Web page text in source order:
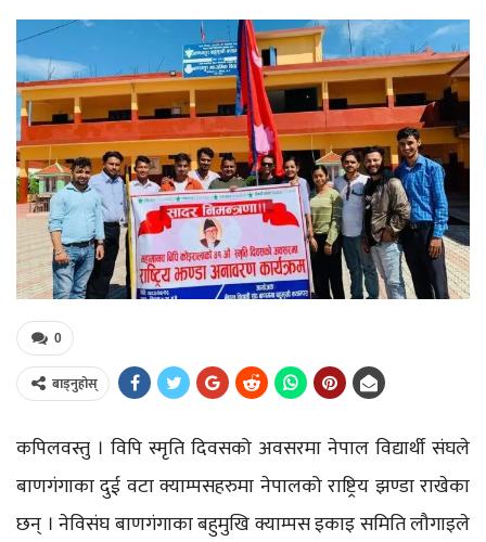
0
बाड्नुहोस्
कपिलवस्तु । विपि स्मृति दिवसको अवसरमा नेपाल विद्यार्थी संघले
बाणगंगाका दुई वटा क्याम्पसहरुमा नेपालको राष्ट्रिय झण्डा राखेका
छन् । नेविसंघ बाणगंगाका बहुमुखि क्याम्पस इकाइ समिति लौगाइले